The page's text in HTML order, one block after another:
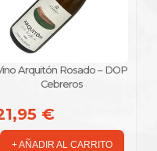
Arquitón Rosado – DOP
Cebreros
€
+ AÑADIR AL CARRITO